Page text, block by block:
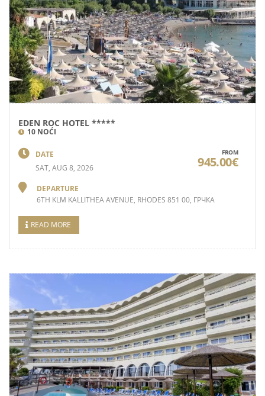
EDEN ROC HOTEL *****
10 NOĆI
DATE
SAT, AUG 8, 2026
DEPARTURE
6TH KLM KALLITHEA AVENUE, RHODES 851 00, ГРЧКА
FROM
945.00€
READ MORE